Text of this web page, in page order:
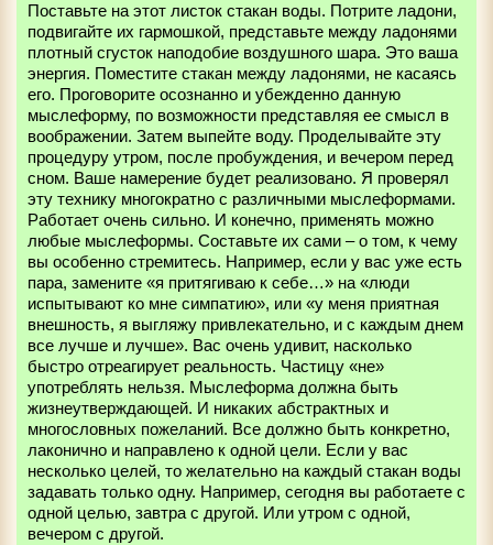
Поставьте на этот листок стакан воды. Потрите ладони,
подвигайте их гармошкой, представьте между ладонями
плотный сгусток наподобие воздушного шара. Это ваша
энергия. Поместите стакан между ладонями, не касаясь
его. Проговорите осознанно и убежденно данную
мыслеформу, по возможности представляя ее смысл в
воображении. Затем выпейте воду. Проделывайте эту
процедуру утром, после пробуждения, и вечером перед
сном. Ваше намерение будет реализовано. Я проверял
эту технику многократно с различными мыслеформами.
Работает очень сильно. И конечно, применять можно
любые мыслеформы. Составьте их сами – о том, к чему
вы особенно стремитесь. Например, если у вас уже есть
пара, замените «я притягиваю к себе…» на «люди
испытывают ко мне симпатию», или «у меня приятная
внешность, я выгляжу привлекательно, и с каждым днем
все лучше и лучше». Вас очень удивит, насколько
быстро отреагирует реальность. Частицу «не»
употреблять нельзя. Мыслеформа должна быть
жизнеутверждающей. И никаких абстрактных и
многословных пожеланий. Все должно быть конкретно,
лаконично и направлено к одной цели. Если у вас
несколько целей, то желательно на каждый стакан воды
задавать только одну. Например, сегодня вы работаете с
одной целью, завтра с другой. Или утром с одной,
вечером с другой.